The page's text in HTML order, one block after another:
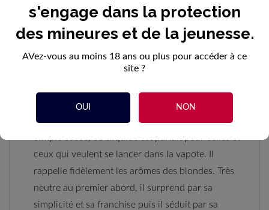
s'engage dans la protection
des mineures et de la jeunesse.
AVez-vous au moins 18 ans ou plus pour accéder à ce
site ?
OUI NON
DÉTAILS DU PRODUIT
ceux qui veulent se lancer dans la vapote. Il
rappelle fidèlement les arômes des blondes. Très
neutre au premier abord, il surprend par sa
simplicité et sa franchise puis il séduit par sa